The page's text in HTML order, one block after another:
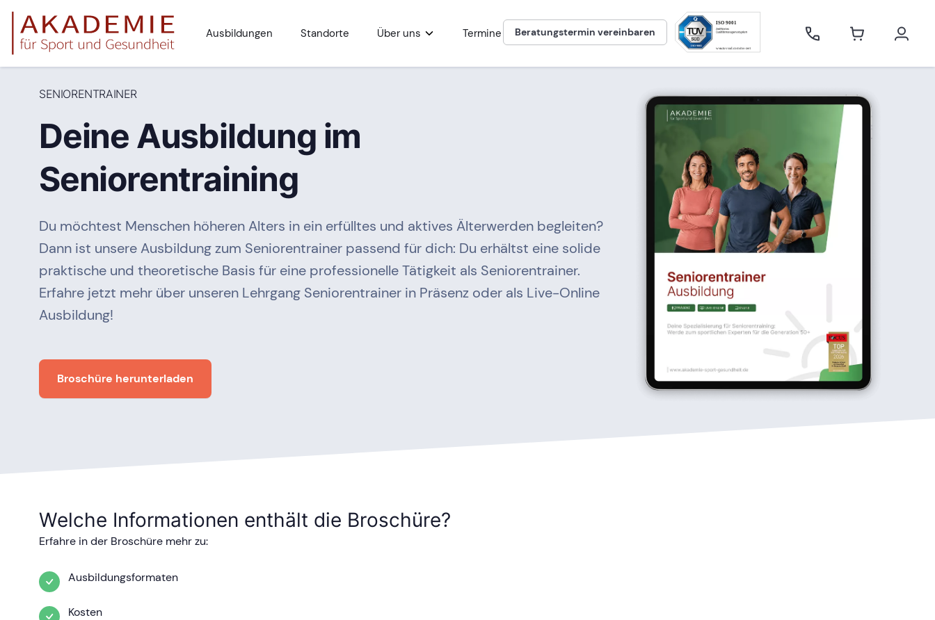
Ausbildungen Standorte Über uns Termine Beratungstermin vereinbaren
SENIORENTRAINER
Deine Ausbildung im
Seniorentraining
Du möchtest Menschen höheren Alters in ein erfülltes und aktives Älterwerden begleiten?
Dann ist unsere Ausbildung zum Seniorentrainer passend für dich: Du erhältst eine solide
praktische und theoretische Basis für eine professionelle Tätigkeit als Seniorentrainer.
Erfahre jetzt mehr über unseren Lehrgang Seniorentrainer in Präsenz oder als Live-Online
Ausbildung!
Broschüre herunterladen
Welche Informationen enthält die Broschüre?
Erfahre in der Broschüre mehr zu:
Ausbildungsformaten
Kosten